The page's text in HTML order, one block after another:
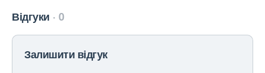
Відгуки 0
Залишити відгук